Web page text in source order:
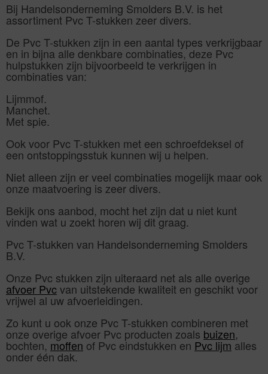
Bij Handelsonderneming Smolders B.V. is het
assortiment Pvc T-stukken zeer divers.
De Pvc T-stukken zijn in een aantal types verkrijgbaar
en in bijna alle denkbare combinaties, deze Pvc
hulpstukken zijn bijvoorbeeld te verkrijgen in
combinaties van:
Lijmmof.
Manchet.
Met spie.
Ook voor Pvc T-stukken met een schroefdeksel of
een ontstoppingsstuk kunnen wij u helpen.
Niet alleen zijn er veel combinaties mogelijk maar ook
onze maatvoering is zeer divers.
Bekijk ons aanbod, mocht het zijn dat u niet kunt
vinden wat u zoekt horen wij dit graag.
Pvc T-stukken van Handelsonderneming Smolders
B.V.
Onze Pvc stukken zijn uiteraard net als alle overige
afvoer Pvcvan uitstekende kwaliteit en geschikt voor
vrijwel al uw afvoerleidingen.
Zo kunt u ook onze Pvc T-stukken combineren met
onze overige afvoer Pvc producten zoals buizen,
bochten, moffen of Pvc eindstukken en Pvc lijm alles
onder één dak.